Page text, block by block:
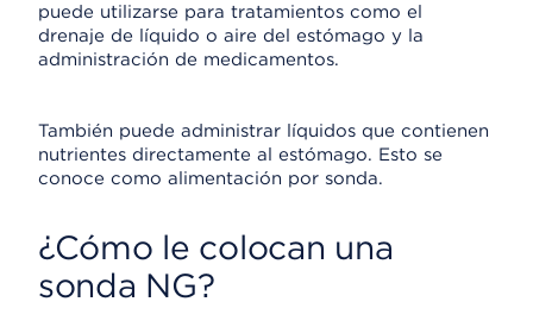
puede utilizarse para tratamientos como el
drenaje de líquido o aire del estómago y la
administración de medicamentos.
También puede administrar líquidos que contienen
nutrientes directamente al estómago. Esto se
conoce como alimentación por sonda.
¿Cómo le colocan una
sonda NG?